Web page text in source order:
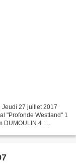
Jeudi 27 juillet 2017
"Profonde Westland" 1
DUMOULIN 4 :